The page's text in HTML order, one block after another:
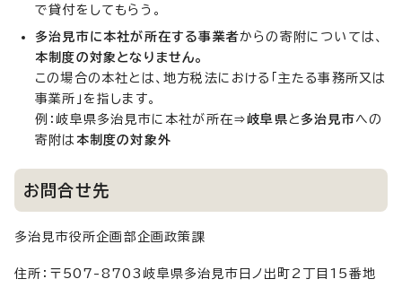
で貸付をしてもらう。
多治見市に本社が所在する事業者からの寄附については、
本制度の対象となりません。
この場合の本社とは、地方税法における「主たる事務所又は
事業所」を指します。
例：岐阜県多治見市に本社が所在⇒岐阜県 と多治見市への
寄附は 本制度の対象外
お問合せ先
多治見市役所企画部企画政策課
住所：〒507-8703岐阜県多治見市日ノ出町2丁目15番地